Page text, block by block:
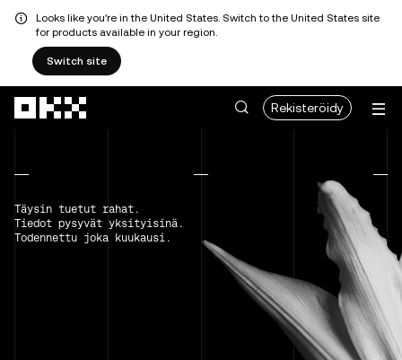
Looks like you're in the United States. Switch to the United States site
for products available in your region.
Switch site
Rekisteröidy
Täysin tuetut rahat.
Tiedot pysyvät yksityisinä.
Todennettu joka kuukausi.